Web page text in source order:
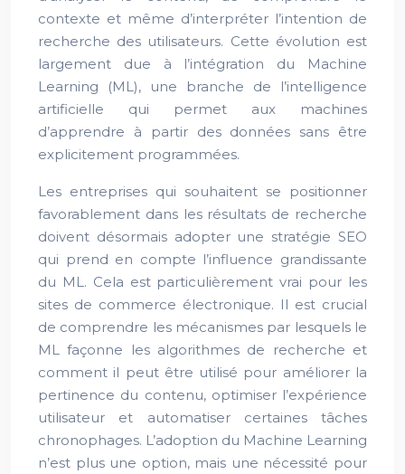
contexte et même d’interpréter l’intention de
recherche des utilisateurs. Cette évolution est
largement due à l’intégration du Machine
Learning (ML), une branche de l’intelligence
artificielle qui permet aux machines
d’apprendre à partir des données sans être
explicitement programmées.
Les entreprises qui souhaitent se positionner
favorablement dans les résultats de recherche
doivent désormais adopter une stratégie SEO
qui prend en compte l’influence grandissante
du ML. Cela est particulièrement vrai pour les
sites de commerce électronique. Il est crucial
de comprendre les mécanismes par lesquels le
ML façonne les algorithmes de recherche et
comment il peut être utilisé pour améliorer la
pertinence du contenu, optimiser l’expérience
utilisateur et automatiser certaines tâches
chronophages. L’adoption du Machine Learning
n’est plus une option, mais une nécessité pour